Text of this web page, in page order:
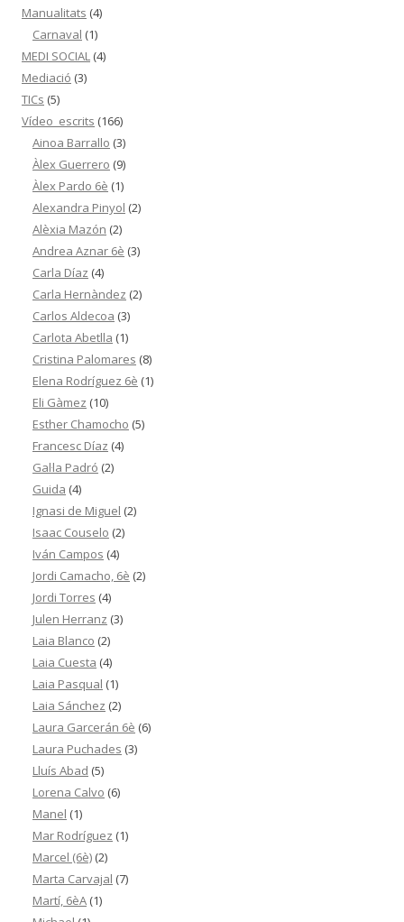
Manualitats (4)
Carnaval (1)
MEDI SOCIAL (4)
Mediació (3)
TICs (5)
Vídeo_escrits (166)
Ainoa Barrallo (3)
Àlex Guerrero (9)
Àlex Pardo 6è (1)
Alexandra Pinyol (2)
Alèxia Mazón (2)
Andrea Aznar 6è (3)
Carla Díaz (4)
Carla Hernàndez (2)
Carlos Aldecoa (3)
Carlota Abetlla (1)
Cristina Palomares (8)
Elena Rodríguez 6è (1)
Eli Gàmez (10)
Esther Chamocho (5)
Francesc Díaz (4)
Gal·la Padró (2)
Guida (4)
Ignasi de Miguel (2)
Isaac Couselo (2)
Iván Campos (4)
Jordi Camacho, 6è (2)
Jordi Torres (4)
Julen Herranz (3)
Laia Blanco (2)
Laia Cuesta (4)
Laia Pasqual (1)
Laia Sánchez (2)
Laura Garcerán 6è (6)
Laura Puchades (3)
Lluís Abad (5)
Lorena Calvo (6)
Manel (1)
Mar Rodríguez (1)
Marcel (6è) (2)
Marta Carvajal (7)
Martí, 6èA (1)